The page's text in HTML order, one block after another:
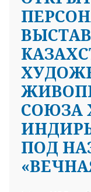
СОЮЗА
ПОД